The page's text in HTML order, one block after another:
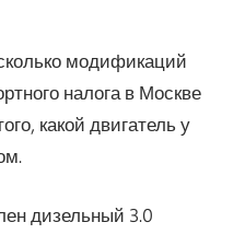
модификаций
налога в Москве
какой двигатель у
дизельный 3.0